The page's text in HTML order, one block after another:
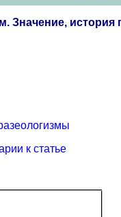
Значение,
к статье